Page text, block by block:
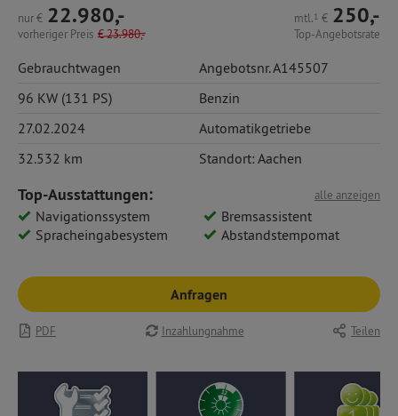
nur€ 22.980,-
vorheriger Preis €23.980,-
mtl.1 € 250,-
Top-Angebotsrate
Gebrauchtwagen
Angebotsnr. A145507
96 KW (131 PS)
Benzin
27.02.2024
Automatikgetriebe
32.532 km
Standort: Aachen
alle anzeigen
Top-Ausstattungen:
Navigationssystem
Bremsassistent
Spracheingabesystem
Abstandstempomat
Anfragen
PDF Inzahlungnahme Teilen